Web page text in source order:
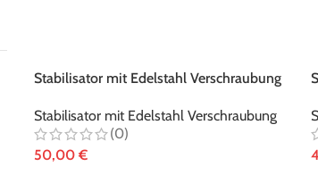
Stabilisator mit Edelstahl Verschraubung
Stabilisator mit Edelstahl Verschraubung
(0)
50,00€